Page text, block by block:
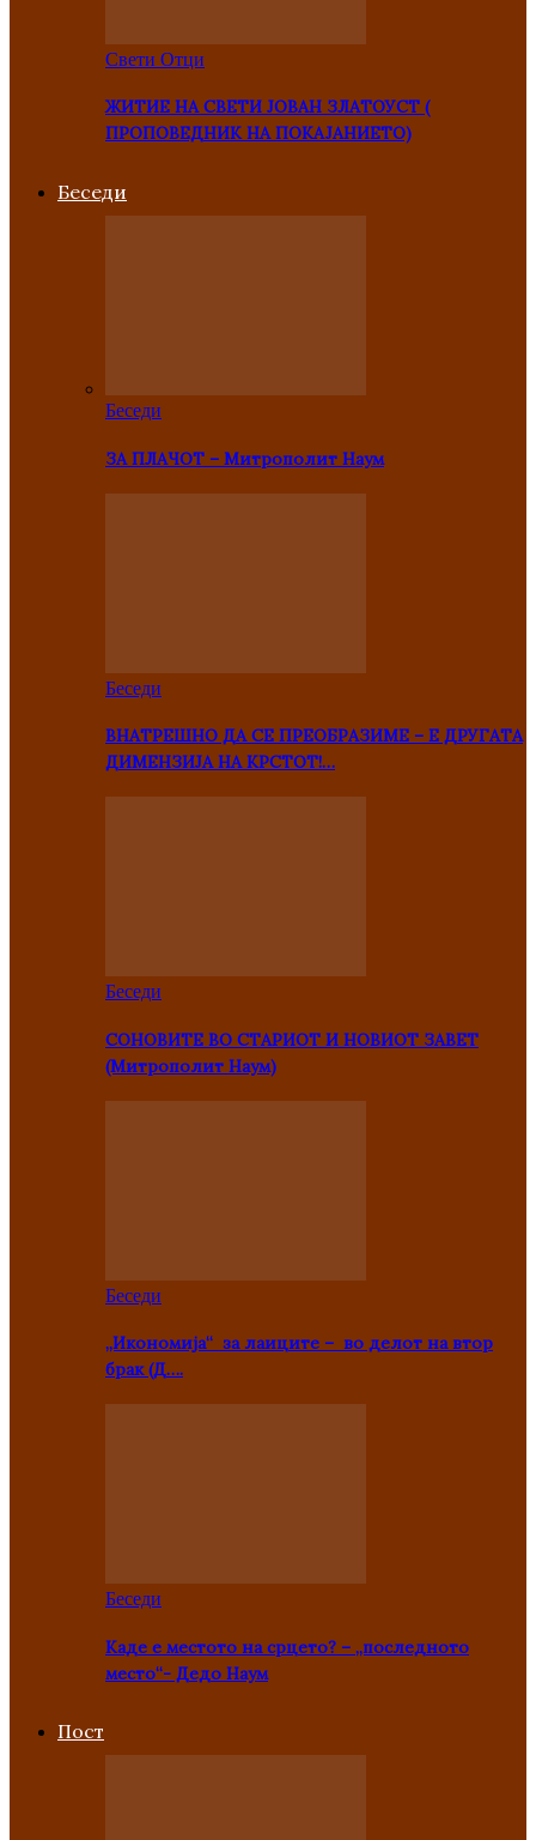
Свети Отци
ЖИТИЕ НА СВЕТИ ЈОВАН ЗЛАТОУСТ (
ПРОПОВЕДНИК НА ПОКАЈАНИЕТО)
Беседи
Беседи
ЗА ПЛАЧОТ – Митрополит Наум
Беседи
ВНАТРЕШНО ДА СЕ ПРЕОБРАЗИМЕ – Е ДРУГАТА
ДИМЕНЗИЈА НА КРСТОТ!…
Беседи
СОНОВИТЕ ВО СТАРИОТ И НОВИОТ ЗАВЕТ
(Митрополит Наум)
Беседи
„Икономија“ за лаиците – во делот на втор
брак (Д….
Беседи
Каде е местото на срцето? – „последното
место“- Дедо Наум
Пост